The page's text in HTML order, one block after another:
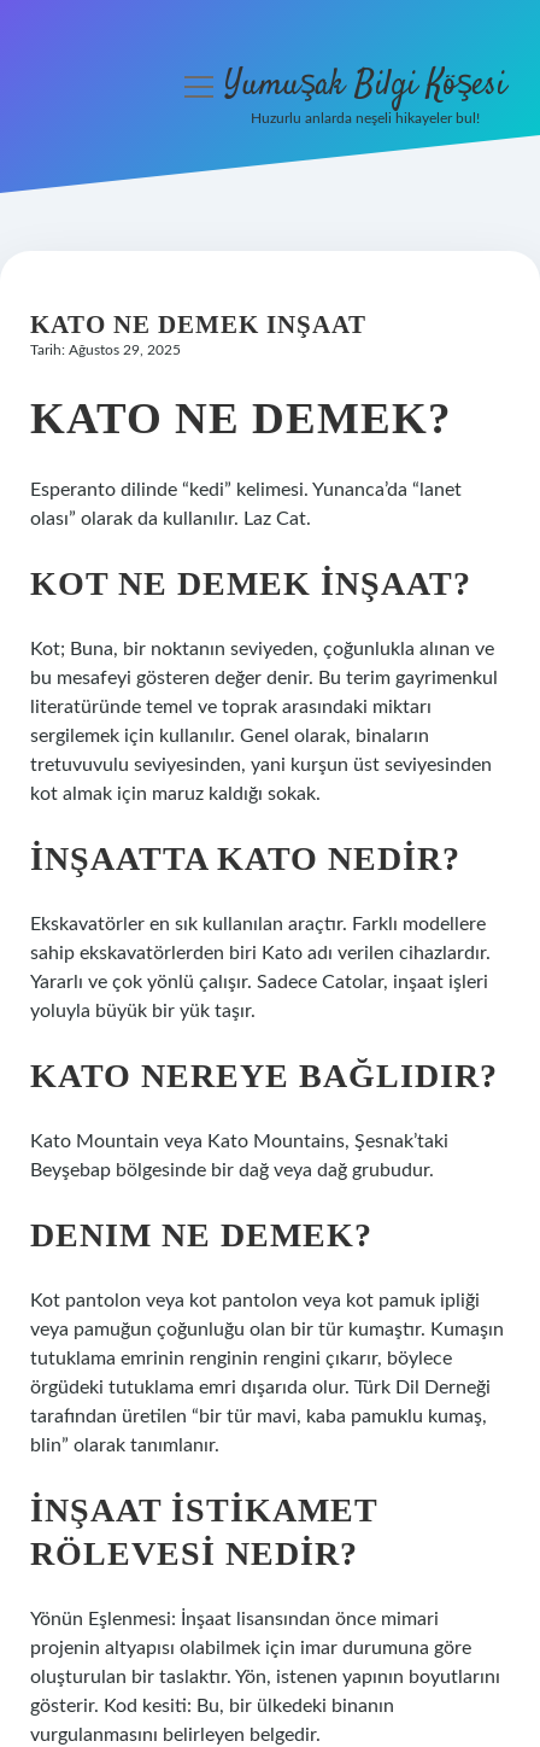
Hakkımızda
menüyüYumuşak Bilgi Köşesi
Huzurlu anlarda neşeli hikayeler bul!
KATO NE DEMEK INŞAAT
Tarih: Ağustos 29, 2025
KATO NE DEMEK?
Esperanto dilinde “kedi” kelimesi. Yunanca’da “lanet
olası” olarak da kullanılır. Laz Cat.
KOT NE DEMEK INŞAAT?
Kot; Buna, bir noktanın seviyeden, çoğunlukla alınan ve
bu mesafeyi gösteren değer denir. Bu terim gayrimenkul
literatüründe temel ve toprak arasındaki miktarı
sergilemek için kullanılır. Genel olarak, binaların
tretuvuvulu seviyesinden, yani kurşun üst seviyesinden
kot almak için maruz kaldığı sokak.
İNŞAATTA KATO NEDIR?
Ekskavatörler en sık kullanılan araçtır. Farklı modellere
sahip ekskavatörlerden biri Kato adı verilen cihazlardır.
Yararlı ve çok yönlü çalışır. Sadece Catolar, inşaat işleri
yoluyla büyük bir yük taşır.
KATO NEREYE BAĞLIDIR?
Kato Mountain veya Kato Mountains, Şesnak’taki
Beyşebap bölgesinde bir dağ veya dağ grubudur.
DENIM NE DEMEK?
Kot pantolon veya kot pantolon veya kot pamuk ipliği
veya pamuğun çoğunluğu olan bir tür kumaştır. Kumaşın
tutuklama emrinin renginin rengini çıkarır, böylece
örgüdeki tutuklama emri dışarıda olur. Türk Dil Derneği
tarafından üretilen “bir tür mavi, kaba pamuklu kumaş,
blin” olarak tanımlanır.
İNŞAAT ISTIKAMET
RÖLEVESI NEDIR?
Yönün Eşlenmesi: İnşaat lisansından önce mimari
projenin altyapısı olabilmek için imar durumuna göre
oluşturulan bir taslaktır. Yön, istenen yapının boyutlarını
gösterir. Kod kesiti: Bu, bir ülkedeki binanın
vurgulanmasını belirleyen belgedir.